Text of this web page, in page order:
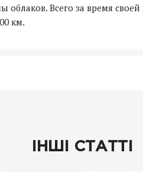
Всего за время
км.
ІНШІ СТАТТІ